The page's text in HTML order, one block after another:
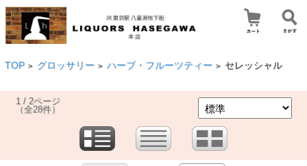
TOP > グロッサリー > ハーブ・フルーツティー > セレッシャル
1 / 2ページ
（全28件）